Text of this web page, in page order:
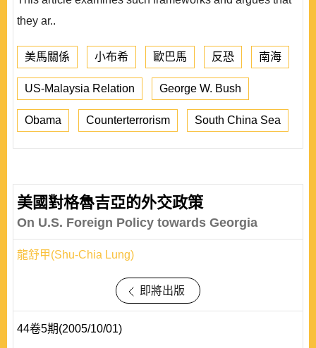
they ar..
美馬關係 小布希 歐巴馬 反恐 南海
US-Malaysia Relation George W. Bush
Obama Counterterrorism South China Sea
美國對格魯吉亞的外交政策
On U.S. Foreign Policy towards Georgia
龍舒甲(Shu-Chia Lung)
即將出版
44卷5期(2005/10/01)